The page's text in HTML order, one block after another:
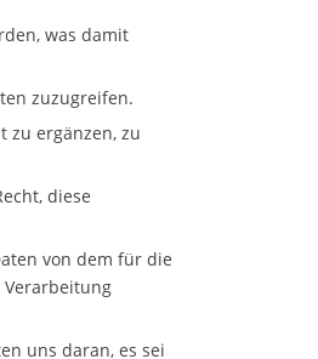
was damit
zuzugreifen.
zu ergänzen, zu
diese
von dem für die
uns daran, es sei